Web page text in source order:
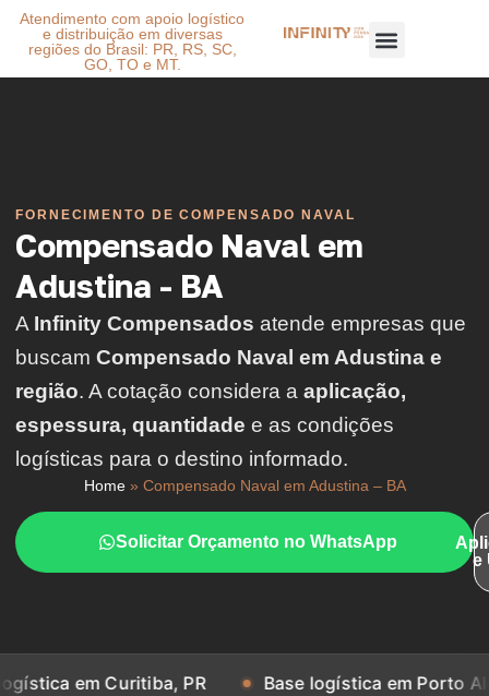
Atendimento com apoio logístico
e distribuição em diversas
regiões do Brasil: PR, RS, SC,
GO, TO e MT.
FORNECIMENTO DE COMPENSADO NAVAL
Compensado Naval em
Adustina - BA
A Infinity Compensados atende empresas que
buscam Compensado Naval em Adustina e
região. A cotação considera a aplicação,
espessura, quantidade e as condições
logísticas para o destino informado.
Home» Compensado Naval em Adustina – BA
Solicitar Orçamento no WhatsApp
e
PR Base logística em Porto Alegre, RS